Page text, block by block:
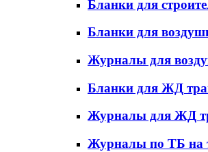
Бланки для
Бланки для
Журналы для
Бланки для ЖД
Журналы для ЖД
Журналы по ТБ на